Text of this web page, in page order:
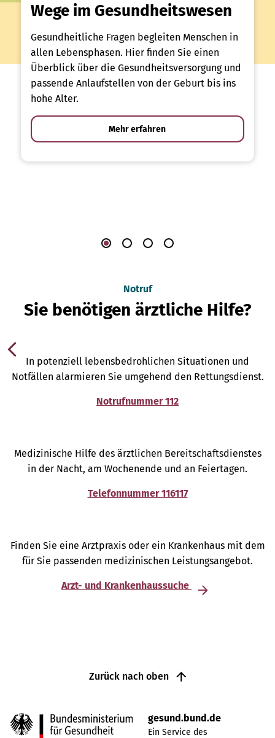
Wege im Gesundheitswesen
Gesundheitliche Fragen begleiten Menschen in
allen Lebensphasen. Hier finden Sie einen
Überblick über die Gesundheitsversorgung und
passende Anlaufstellen von der Geburt bis ins
hohe Alter.
Mehr erfahren
Notruf
Sie benötigen ärztliche Hilfe?
In potenziell lebensbedrohlichen Situationen und
Notfällen alarmieren Sie umgehend den Rettungsdienst.
Notrufnummer 112
Medizinische Hilfe des ärztlichen Bereitschaftsdienstes
in der Nacht, am Wochenende und an Feiertagen.
Telefonnummer 116117
Finden Sie eine Arztpraxis oder ein Krankenhaus mit dem
für Sie passenden medizinischen Leistungsangebot.
Arzt- und Krankenhaussuche
Zurück nach oben
gesund.bund.de
Ein Service des